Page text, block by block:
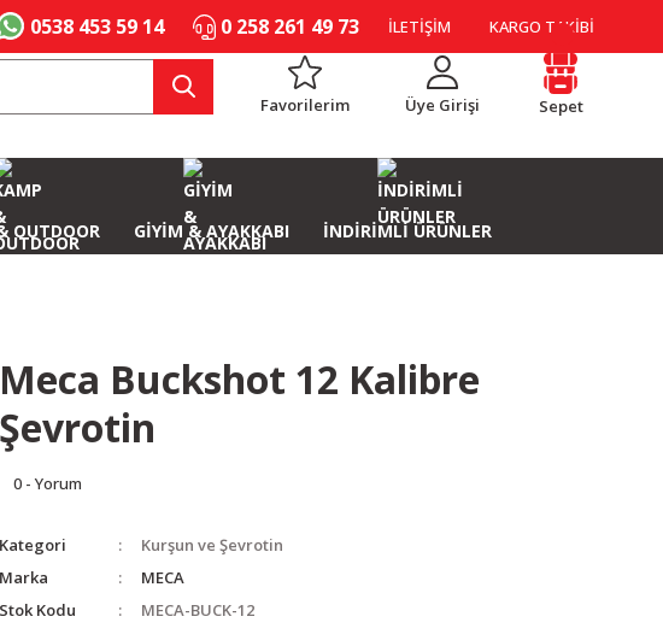
0538 453 59 14 0 258 261 49 73 İLETİŞİM KARGO TAKİBİ
Favorilerim Üye Girişi Sepet
OUTDOOR GİYİM & AYAKKABI İNDİRİMLİ ÜRÜNLER
Meca Buckshot 12 Kalibre
Şevrotin
0 - Yorum
Kategori
Kurşun ve Şevrotin
Marka
MECA
Stok Kodu
MECA-BUCK-12